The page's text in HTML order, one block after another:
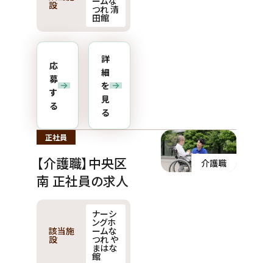
設 つれ 清
田館
応
募
す
る
詳
細
を
見
る
正社員
【介護職】中央区
南 正社員の求人
該当施
設
ナーシ
ングホ
ームな
つれ や
まはな
館
介護職